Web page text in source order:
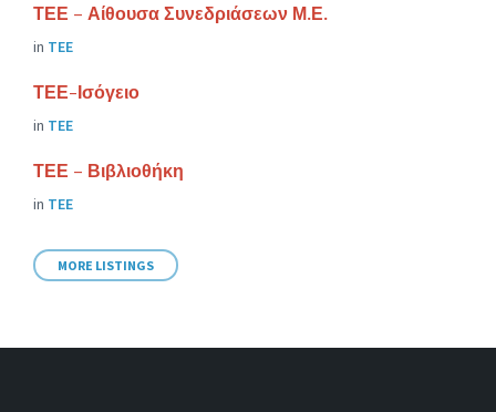
ΤΕΕ – Αίθουσα Συνεδριάσεων Μ.Ε.
in ΤΕΕ
ΤΕΕ-Ισόγειο
in ΤΕΕ
ΤΕΕ – Βιβλιοθήκη
in ΤΕΕ
MORE LISTINGS